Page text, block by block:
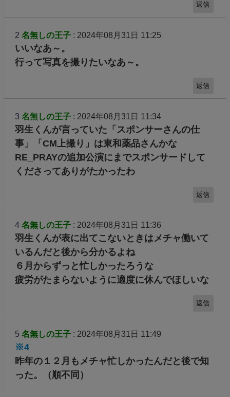
返信
2 名無しの王子: 2024年08月31日 11:25
いいなあ～。
行って写真を撮りたいなあ～。
返信
3 名無しの王子: 2024年08月31日 11:34
羽生くんが言っていた「スポンサーさんの仕
事」「CM上撮り」は東和薬品さんかな
RE_PRAYの追加公演にまでスポンサードして
くださってありがたかったわ
返信
4 名無しの王子: 2024年08月31日 11:36
羽生くんが表に出てこないときはメチャ働いて
いるんだと後から分かるよね
６月からずっと忙しかったろうな
疲労がたまらないように適度に休んでほしいな
返信
5 名無しの王子: 2024年08月31日 11:49
※4
昨年の１２月もメチャ忙しかったんだと後で知
った。（順不同）